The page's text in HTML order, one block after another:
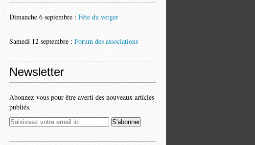
Dimanche 6 septembre : Fête du verger
Samedi 12 septembre : Forum des associations
Newsletter
Abonnez-vous pour être averti des nouveaux articles
publiés.